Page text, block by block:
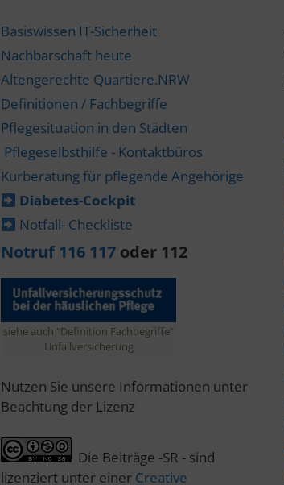
Basiswissen IT-Sicherheit
Nachbarschaft heute
Altengerechte Quartiere.NRW
Definitionen / Fachbegriffe
Pflegesituation in den Städten
Pflegeselbsthilfe - Kontaktbüros
Kurberatung für pflegende Angehörige
Diabetes-​Cockpit
Notfall- Checkliste
Notruf 116 117 oder 112
siehe auch "Definition Fachbegriffe"
Unfallversicherung
Nutzen Sie unsere Informationen unter
Beachtung der Lizenz
Die Beiträge -SR - sind
lizenziert unter einer Creative